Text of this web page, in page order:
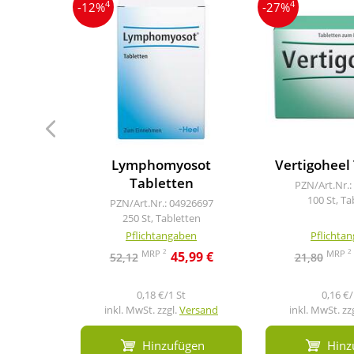
-12%4
Lymphomyosot
Tabletten
PZN/Art.Nr.: 04926697
250 St, Tabletten
Pflichtangaben
52,12 MRP 2 45,99 €
0,18 €/1 St
inkl. MwSt. zzgl.Versand
Hinzufügen
-27%4
PZN/Art.Nr.:
100 St,
21,80 MRP 2
0,16
inkl. MwSt.